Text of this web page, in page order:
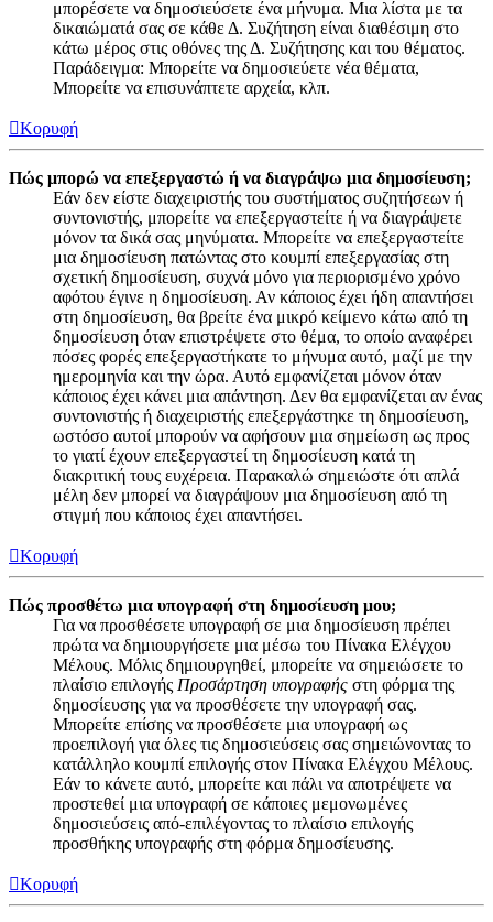
μπορέσετε να δημοσιεύσετε ένα μήνυμα. Μια λίστα με τα
δικαιώματά σας σε κάθε Δ. Συζήτηση είναι διαθέσιμη στο
κάτω μέρος στις οθόνες της Δ. Συζήτησης και του θέματος.
Παράδειγμα: Μπορείτε να δημοσιεύετε νέα θέματα,
Μπορείτε να επισυνάπτετε αρχεία, κλπ.
Κορυφή
Πώς μπορώ να επεξεργαστώ ή να διαγράψω μια δημοσίευση;
Εάν δεν είστε διαχειριστής του συστήματος συζητήσεων ή
συντονιστής, μπορείτε να επεξεργαστείτε ή να διαγράψετε
μόνον τα δικά σας μηνύματα. Μπορείτε να επεξεργαστείτε
μια δημοσίευση πατώντας στο κουμπί επεξεργασίας στη
σχετική δημοσίευση, συχνά μόνο για περιορισμένο χρόνο
αφότου έγινε η δημοσίευση. Αν κάποιος έχει ήδη απαντήσει
στη δημοσίευση, θα βρείτε ένα μικρό κείμενο κάτω από τη
δημοσίευση όταν επιστρέψετε στο θέμα, το οποίο αναφέρει
πόσες φορές επεξεργαστήκατε το μήνυμα αυτό, μαζί με την
ημερομηνία και την ώρα. Αυτό εμφανίζεται μόνον όταν
κάποιος έχει κάνει μια απάντηση. Δεν θα εμφανίζεται αν ένας
συντονιστής ή διαχειριστής επεξεργάστηκε τη δημοσίευση,
ωστόσο αυτοί μπορούν να αφήσουν μια σημείωση ως προς
το γιατί έχουν επεξεργαστεί τη δημοσίευση κατά τη
διακριτική τους ευχέρεια. Παρακαλώ σημειώστε ότι απλά
μέλη δεν μπορεί να διαγράψουν μια δημοσίευση από τη
στιγμή που κάποιος έχει απαντήσει.
Κορυφή
Πώς προσθέτω μια υπογραφή στη δημοσίευση μου;
Για να προσθέσετε υπογραφή σε μια δημοσίευση πρέπει
πρώτα να δημιουργήσετε μια μέσω του Πίνακα Ελέγχου
Μέλους. Μόλις δημιουργηθεί, μπορείτε να σημειώσετε το
πλαίσιο επιλογής Προσάρτηση υπογραφής στη φόρμα της
δημοσίευσης για να προσθέσετε την υπογραφή σας.
Μπορείτε επίσης να προσθέσετε μια υπογραφή ως
προεπιλογή για όλες τις δημοσιεύσεις σας σημειώνοντας το
κατάλληλο κουμπί επιλογής στον Πίνακα Ελέγχου Μέλους.
Εάν το κάνετε αυτό, μπορείτε και πάλι να αποτρέψετε να
προστεθεί μια υπογραφή σε κάποιες μεμονωμένες
δημοσιεύσεις από-επιλέγοντας το πλαίσιο επιλογής
προσθήκης υπογραφής στη φόρμα δημοσίευσης.
Κορυφή